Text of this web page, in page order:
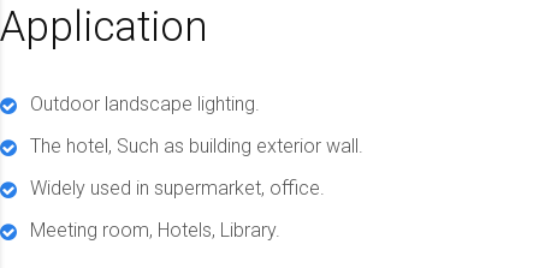
Application
Outdoor landscape lighting.
The hotel, Such as building exterior wall.
Widely used in supermarket, office.
Meeting room, Hotels, Library.